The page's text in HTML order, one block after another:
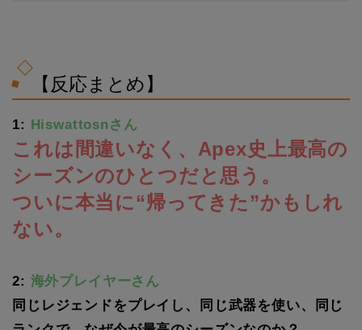
【反応まとめ】
1: Hiswattosnさん
これは間違いなく、Apex史上最高の
シーズンのひとつだと思う。
ついに本当に“帰ってきた”かもしれ
ない。
2: 海外プレイヤーさん
同じレジェンドをプレイし、同じ武器を使い、同じ